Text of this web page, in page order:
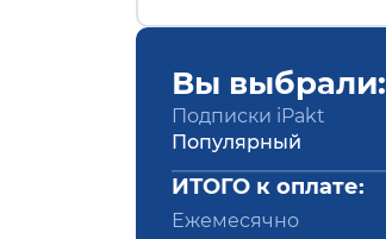
Вы выбрали:
Подписки iPakt
Популярный
ИТОГО к оплате:
Ежемесячно